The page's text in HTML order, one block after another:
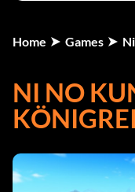
Home Games
NI NO